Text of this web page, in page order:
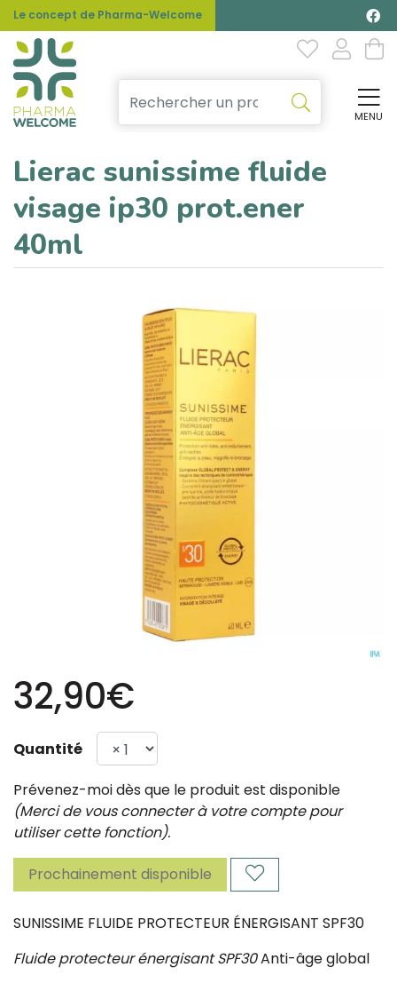
Le concept de Pharma-Welcome
MENU
Lierac sunissime fluide
visage ip30 prot.ener
40ml
32,90€
Quantité
Prévenez-moi dès que le produit est disponible
(Merci de vous connecter à votre compte pour
utiliser cette fonction).
Prochainement disponible
SUNISSIME FLUIDE PROTECTEUR ÉNERGISANT SPF30
Fluide protecteur énergisant SPF30Anti-âge global